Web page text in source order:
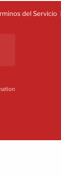
del Servicio